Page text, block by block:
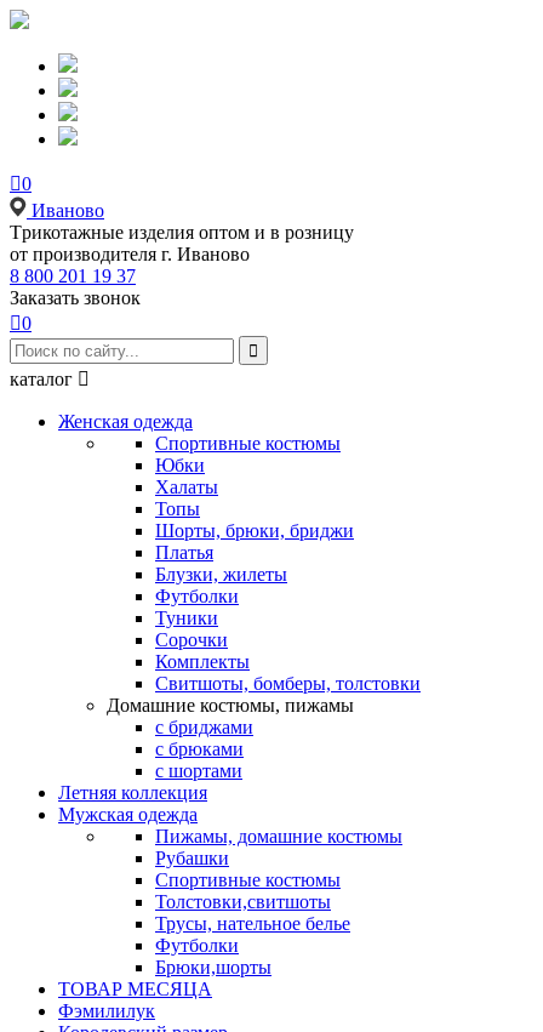
0
Иваново
Tрикотажные изделия оптом и в розницу
от производителя г. Иваново
8 800 201 19 37
Заказать звонок
0

каталог 
Женская одежда
Спортивные костюмы
Юбки
Халаты
Топы
Шорты, брюки, бриджи
Платья
Блузки, жилеты
Футболки
Туники
Сорочки
Комплекты
Свитшоты, бомберы, толстовки
Домашние костюмы, пижамы
с бриджами
с брюками
с шортами
Летняя коллекция
Мужская одежда
Пижамы, домашние костюмы
Рубашки
Спортивные костюмы
Толстовки,свитшоты
Трусы, нательное белье
Футболки
Брюки,шорты
ТОВАР МЕСЯЦА
Фэмилилук